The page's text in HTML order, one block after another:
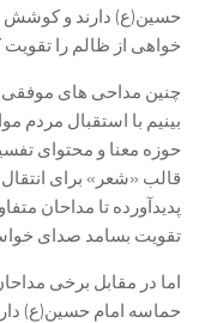
حسین(ع) دارند و کوشش
خواهی از ظالم را تقویت
چنین مداحی های موفقی
بینیم با استقبال مردم
حوزه معنا و محتوای
قالب «شعر» برای انتقال
پدیدآورده تا مداحان
تقویت بسامد صدای
اما در مقابل برخی
حماسه امام حسین(ع)